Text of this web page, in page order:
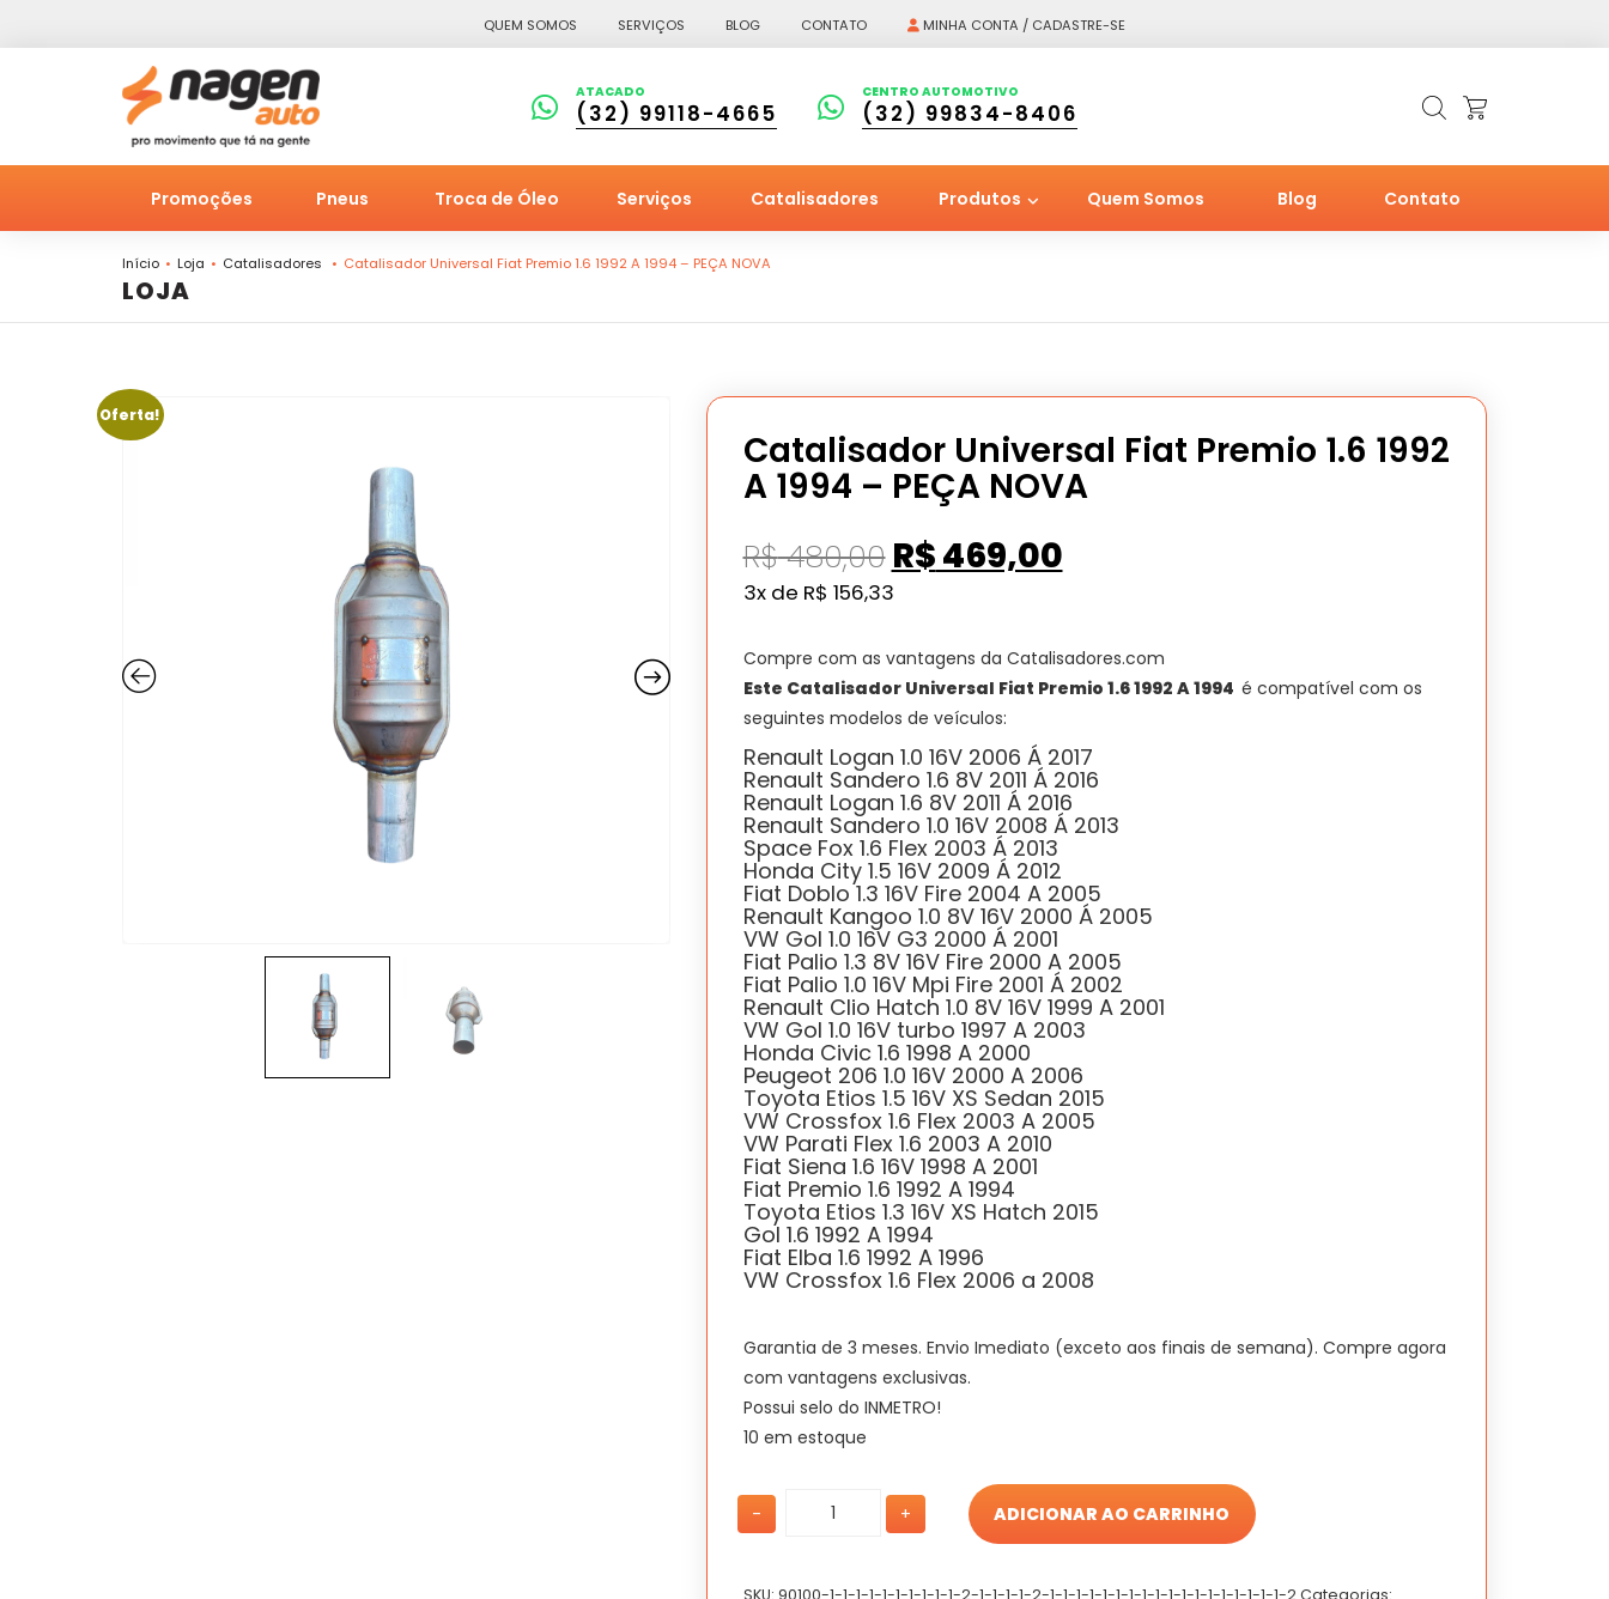
QUEM SOMOS SERVIÇOS BLOG CONTATO MINHA CONTA / CADASTRE-SE
ATACADO
(32) 99118-4665
CENTRO AUTOMOTIVO
(32) 99834-8406
Promoções Pneus Troca de Óleo Serviços Catalisadores Produtos Quem Somos Blog Contato
Início Loja Catalisadores Catalisador Universal Fiat Premio 1.6 1992 A 1994 – PEÇA NOVA
LOJA
Oferta!
Catalisador Universal Fiat Premio 1.6 1992
A 1994 – PEÇA NOVA
R$480,00 O
preço
original
era:
R$ 480,00.
R$469,00O
preço
é:
R$ 469,00.
3x de R$ 156,33
Compre com as vantagens da Catalisadores.com
Este Catalisador Universal Fiat Premio 1.6 1992 A 1994 é compatível com os
seguintes modelos de veículos:
Renault Logan 1.0 16V 2006 Á 2017
Renault Sandero 1.6 8V 2011 Á 2016
Renault Logan 1.6 8V 2011 Á 2016
Renault Sandero 1.0 16V 2008 Á 2013
Space Fox 1.6 Flex 2003 Á 2013
Honda City 1.5 16V 2009 Á 2012
Fiat Doblo 1.3 16V Fire 2004 A 2005
Renault Kangoo 1.0 8V 16V 2000 Á 2005
VW Gol 1.0 16V G3 2000 Á 2001
Fiat Palio 1.3 8V 16V Fire 2000 A 2005
Fiat Palio 1.0 16V Mpi Fire 2001 Á 2002
Renault Clio Hatch 1.0 8V 16V 1999 A 2001
VW Gol 1.0 16V turbo 1997 A 2003
Honda Civic 1.6 1998 A 2000
Peugeot 206 1.0 16V 2000 A 2006
Toyota Etios 1.5 16V XS Sedan 2015
VW Crossfox 1.6 Flex 2003 A 2005
VW Parati Flex 1.6 2003 A 2010
Fiat Siena 1.6 16V 1998 A 2001
Fiat Premio 1.6 1992 A 1994
Toyota Etios 1.3 16V XS Hatch 2015
Gol 1.6 1992 A 1994
Fiat Elba 1.6 1992 A 1996
VW Crossfox 1.6 Flex 2006 a 2008
Garantia de 3 meses. Envio Imediato (exceto aos finais de semana). Compre agora
com vantagens exclusivas.
Possui selo do INMETRO!
10 em estoque
Catalisador
Universal
Catalisador
Universal
+
- ADICIONAR AO CARRINHO
SKU: 90100-1-1-1-1-1-1-1-1-1-1-2-1-1-1-1-2-1-1-1-1-1-1-1-1-1-1-1-1-1-1-1-1-1-1-2 Categorias: